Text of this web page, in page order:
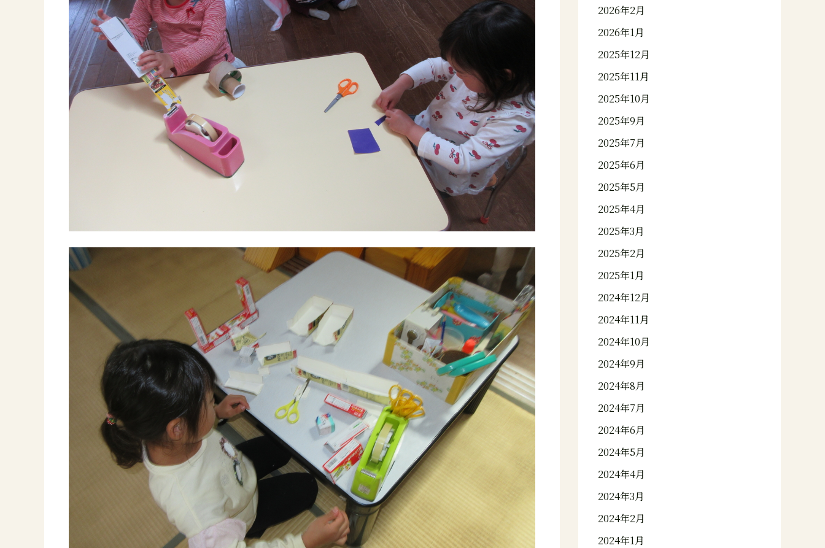
2026年2月
2026年1月
2025年12月
2025年11月
2025年10月
2025年9月
2025年7月
2025年6月
2025年5月
2025年4月
2025年3月
2025年2月
2025年1月
2024年12月
2024年11月
2024年10月
2024年9月
2024年8月
2024年7月
2024年6月
2024年5月
2024年4月
2024年3月
2024年2月
2024年1月